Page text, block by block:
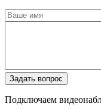
Подключаем